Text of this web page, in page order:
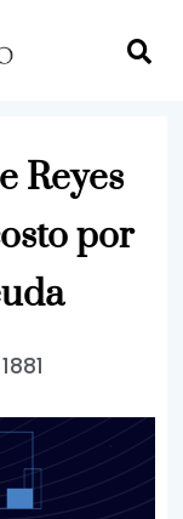
Reyes
por